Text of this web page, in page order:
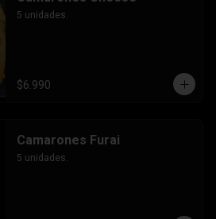
5 unidades.
$6.990
Camarones Furai
5 unidades.